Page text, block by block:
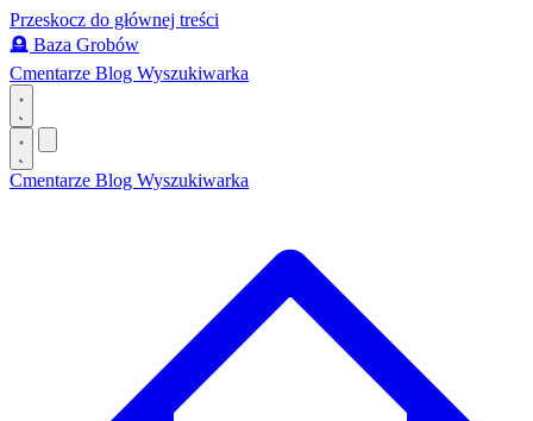
Przeskocz do głównej treści
🪦 Baza Grobów
Cmentarze Blog Wyszukiwarka
Cmentarze Blog Wyszukiwarka